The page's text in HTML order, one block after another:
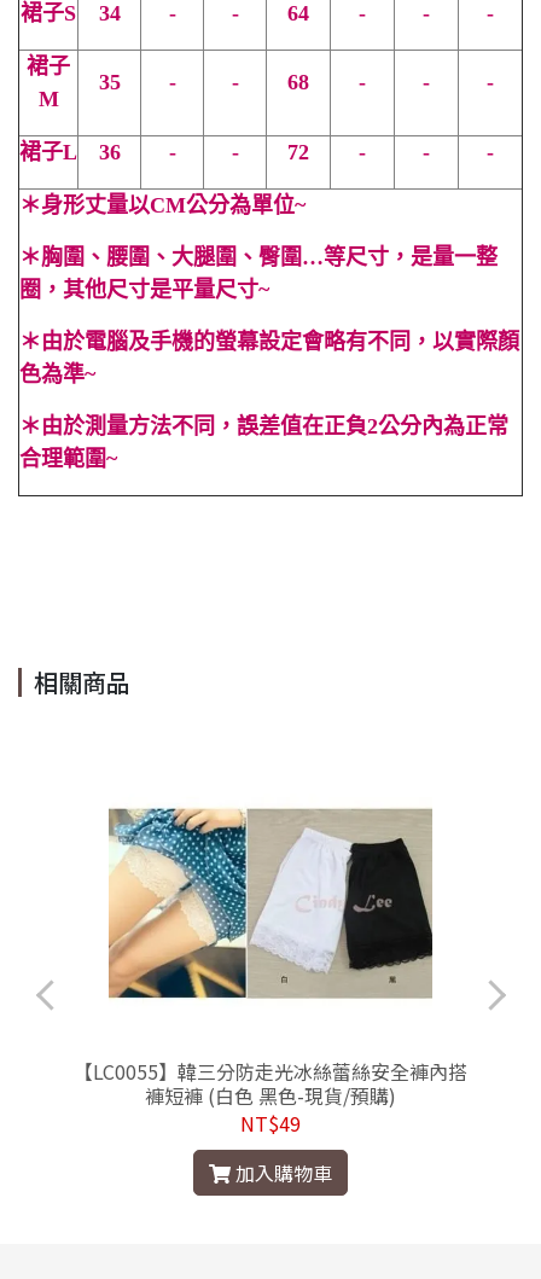
裙子S 34 - - 64 - - -
裙子
M
35 - - 68 - - -
裙子L 36 - - 72 - - -
＊身形丈量以CM公分為單位~
＊胸圍、腰圍、大腿圍、臀圍…等尺寸，是量一整
圈，其他尺寸是平量尺寸~
＊ 由於電腦及手機的螢幕設定會略有不同，以實際顏
色為準~
＊ 由於測量方法不同，誤差值在正負2公分內為正常
合理範圍~
相關商品
【LC0055】韓三分防走光冰絲蕾絲安全褲內搭
褲短褲 (白色 黑色-現貨/預購)
NT$49
加入購物車